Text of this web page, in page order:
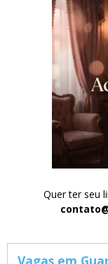
Quer ter seu
Vagas em